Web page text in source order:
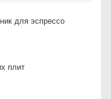
для эспрессо
плит